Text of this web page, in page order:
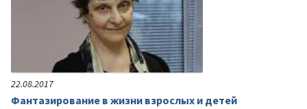
22.08.2017
Фантазирование в жизни взрослых и детей